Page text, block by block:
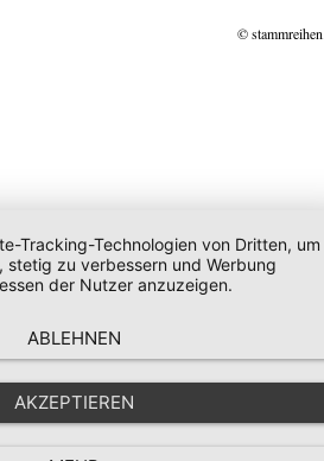
©
Tracking-Technologien von Dritten, um
stetig zu verbessern und Werbung
der Nutzer anzuzeigen.
ABLEHNEN
AKZEPTIEREN